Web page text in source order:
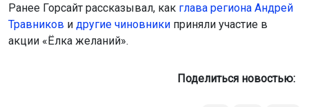
Ранее Горсайт рассказывал, как глава региона Андрей
Травников и другие чиновники приняли участие в
акции «Ёлка желаний».
Поделиться новостью: